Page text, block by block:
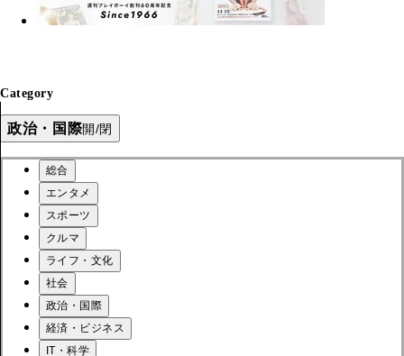
Category
政治・国際開/閉
総合
エンタメ
スポーツ
クルマ
ライフ・文化
社会
政治・国際
経済・ビジネス
IT・科学